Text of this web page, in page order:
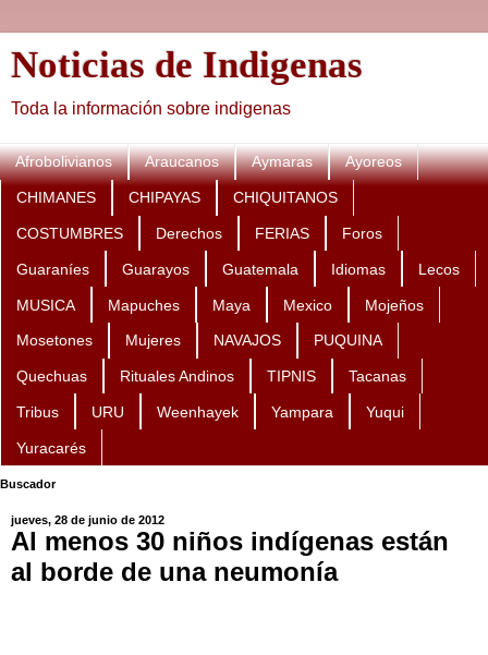
Noticias de Indigenas
Toda la información sobre indigenas
Afrobolivianos Araucanos Aymaras Ayoreos
CHIMANES CHIPAYAS CHIQUITANOS
COSTUMBRES Derechos FERIAS Foros
Guaraníes Guarayos Guatemala Idiomas Lecos
MUSICA Mapuches Maya Mexico Mojeños
Mosetones Mujeres NAVAJOS PUQUINA
Quechuas Rituales Andinos TIPNIS Tacanas
Tribus URU Weenhayek Yampara Yuqui
Yuracarés
Buscador
jueves, 28 de junio de 2012
Al menos 30 niños indígenas están
al borde de una neumonía